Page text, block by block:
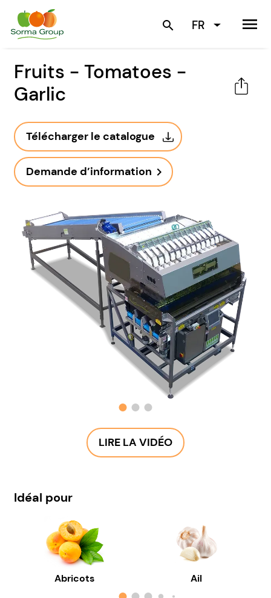
search FR menu
Fruits - Tomatoes -
Garlic
Télécharger le catalogue
Demande d’information navigate_next
LIRE LA VIDÉO
Idéal pour
Abricots Ail